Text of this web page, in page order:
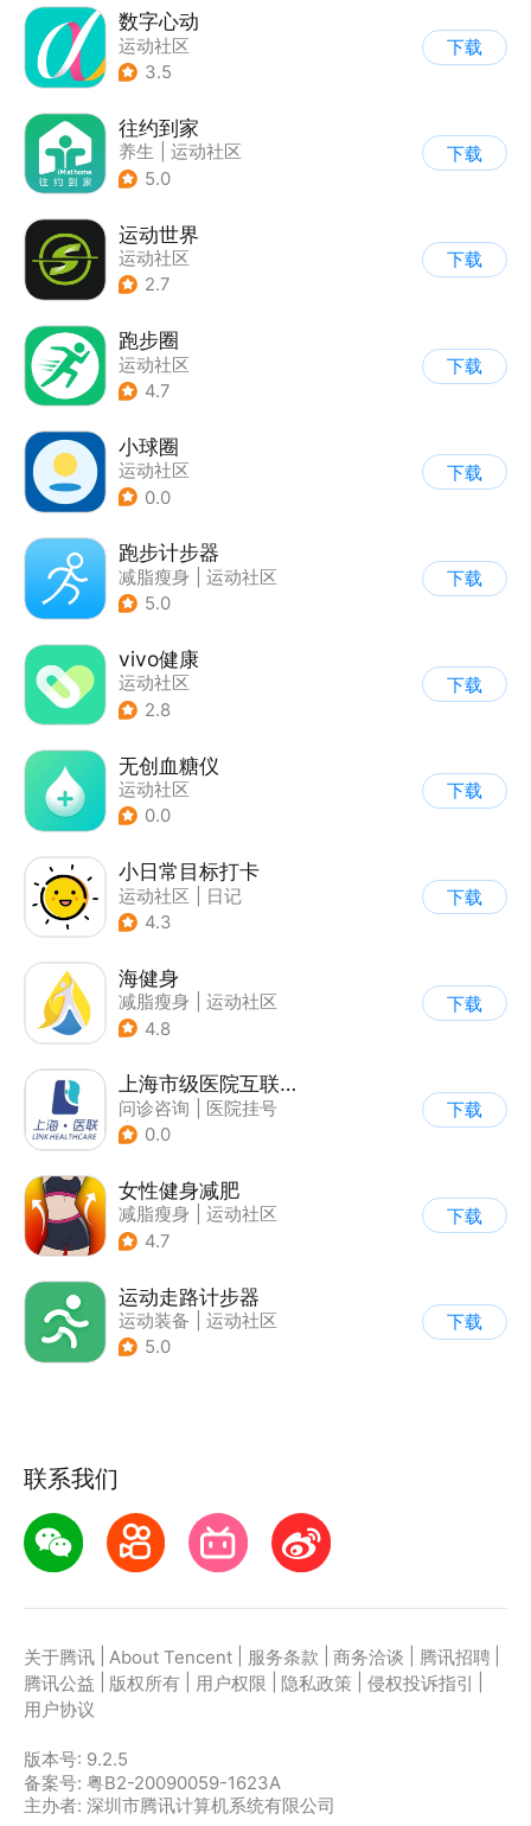
数字心动
运动社区
3.5
下载
往约到家
养生
运动社区
5.0
下载
运动世界
运动社区
2.7
下载
跑步圈
运动社区
4.7
下载
小球圈
运动社区
0.0
下载
跑步计步器
减脂瘦身
运动社区
5.0
下载
vivo健康
运动社区
2.8
下载
无创血糖仪
运动社区
0.0
下载
小日常目标打卡
运动社区
日记
4.3
下载
海健身
减脂瘦身
运动社区
4.8
下载
上海市级医院互联网总平台
问诊咨询
医院挂号
| 运动社区
0.0
下载
女性健身减肥
减脂瘦身
运动社区
4.7
下载
运动走路计步器
运动装备
运动社区
5.0
下载
联系我们
关于腾讯 About Tencent 服务条款 商务洽谈 腾讯招聘
腾讯公益
版权所有 用户权限 隐私政策 侵权投诉指引
用户协议
版本号: 9.2.5
备案号: 粤B2-20090059-1623A
主办者: 深圳市腾讯计算机系统有限公司